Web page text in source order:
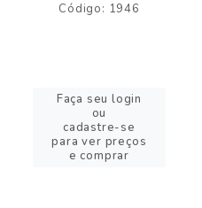
Código: 1946
Faça seu login
ou
cadastre-se
para ver preços
e comprar